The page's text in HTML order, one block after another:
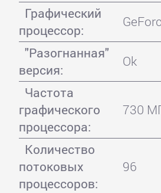
Графический
процессор:
"Разогнанная"
версия:
Ok
Частота
графического
процессора:
730
Количество
потоковых
процессоров:
96